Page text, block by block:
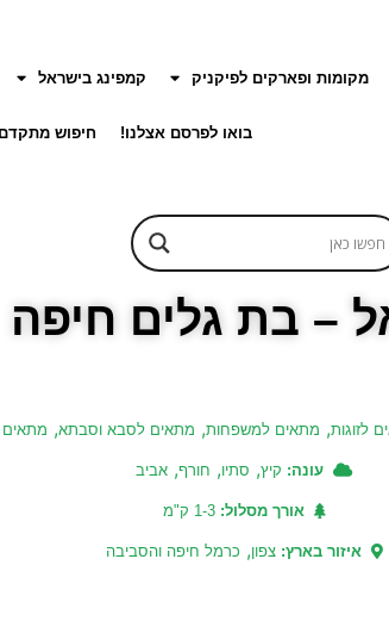
מקומות ופארקים לפיקניק קמפינג בישראל
בואו לפרסם אצלנו! חיפוש מתקדם
– בת גלים חיפה
לזוגות, מתאים למשפחות, מתאים לסבא וסבתא, מתאים
עונה: קיץ, סתיו, חורף, אביב
אורך מסלול:1-3 ק"מ
איזור בארץ:צפון, כרמל חיפה והסביבה